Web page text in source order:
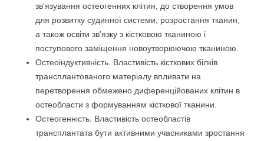
зв'язування остеогенних клітин, до створення умов
для розвитку судинної системи, розростання тканин,
а також освіти зв'язку з кістковою тканиною і
поступового заміщення новоутворюючою тканиною.
Остеоіндуктивність. Властивість кісткових білків
трансплантованого матеріалу впливати на
перетворення обмежено диференційованих клітин в
остеобласти з формуванням кісткової тканини.
Остеогенність. Властивість остеобластів
трансплантата бути активними учасниками зростання